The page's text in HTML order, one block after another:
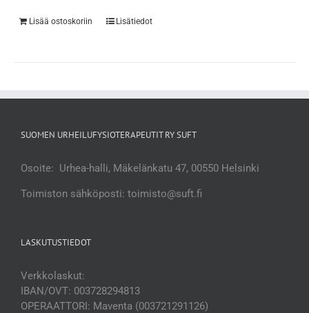
Lisää ostoskoriin Lisätiedot
SUOMEN URHEILUFYSIOTERAPEUTIT RY SUFT
Osoite: Urhea-halli, Mäkelänkatu 47, 00550 Helsinki
Toimiston sähköposti: toimisto@suft.fi
LASKUTUSTIEDOT
Verkkolaskut:
IBAN/OVT: 003728294813
OPERAATTORI: Maventa (003721291126)